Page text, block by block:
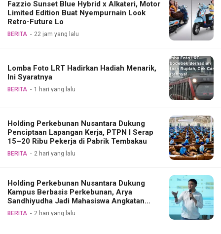
Fazzio Sunset Blue Hybrid x Alkateri, Motor
Limited Edition Buat Nyempurnain Look
Retro-Future Lo
BERITA 22 jam yang lalu
Lomba Foto LRT Hadirkan Hadiah Menarik,
Ini Syaratnya
BERITA 1 hari yang lalu
Holding Perkebunan Nusantara Dukung
Penciptaan Lapangan Kerja, PTPN I Serap
15–20 Ribu Pekerja di Pabrik Tembakau
BERITA 2 hari yang lalu
Holding Perkebunan Nusantara Dukung
Kampus Berbasis Perkebunan, Arya
Sandhiyudha Jadi Mahasiswa Angkatan
Pertama Magister ITSI
BERITA 2 hari yang lalu